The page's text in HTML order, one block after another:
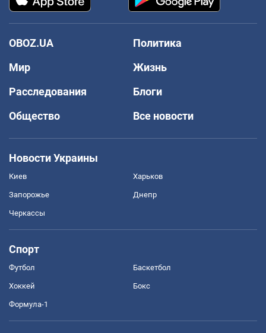
OBOZ.UA
Политика
Мир
Жизнь
Расследования
Блоги
Общество
Все новости
Новости Украины
Киев Харьков
Запорожье Днепр
Черкассы
Спорт
Футбол Баскетбол
Хоккей Бокс
Формула-1